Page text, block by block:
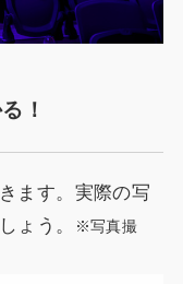
！
ます。実際の写
ょう。
※写真撮